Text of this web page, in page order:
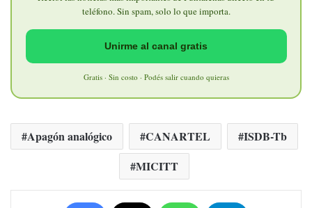
teléfono. Sin spam, solo lo que importa.
Unirme al canal gratis
Gratis · Sin costo · Podés salir cuando quieras
Apagón analógico CANARTEL
ISDB-Tb
MICITT